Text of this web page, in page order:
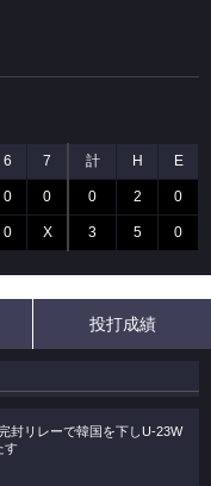
6 7 計 H E
0 0 0 2 0
0 X 3 5 0
投打成績
封リレーで韓国を下しU-23W
す